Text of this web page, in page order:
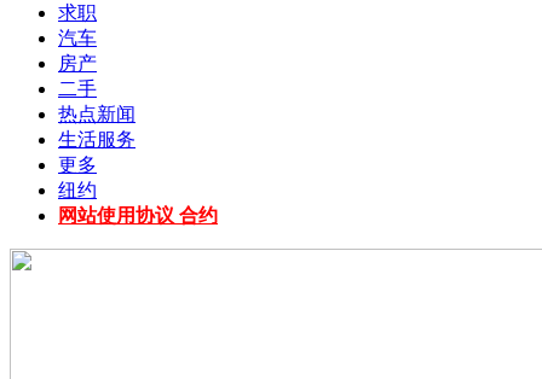
求职
汽车
房产
二手
热点新闻
生活服务
更多
纽约
网站使用协议 合约